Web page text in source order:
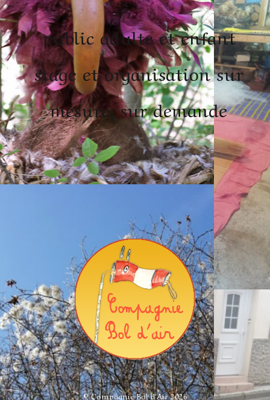
public adulte et enfant
stage et organisation sur
mesure, sur demande
© Compagnie Bol d'Air 2026